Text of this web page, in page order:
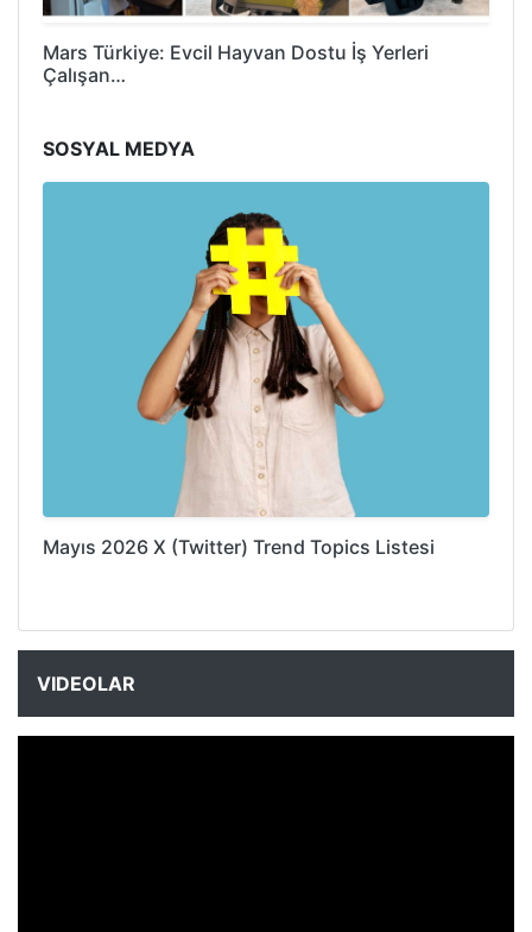
Mars Türkiye: Evcil Hayvan Dostu İş Yerleri
Çalışan…
SOSYAL MEDYA
Mayıs 2026 X (Twitter) Trend Topics Listesi
VIDEOLAR